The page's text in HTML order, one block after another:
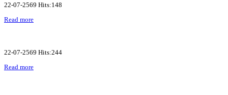
22-07-2569 Hits:148
Read more
22-07-2569 Hits:244
Read more